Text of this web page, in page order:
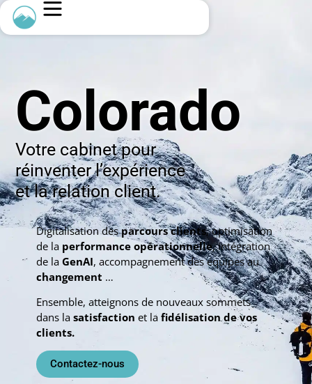
Colorado
Votre cabinet pour
réinventer l’expérience
et la relation client.
Digitalisation desparcours clients, optimisation
de la performance opérationnelle, intégration
de laGenAI, accompagnement des équipes au
changement …
Ensemble, atteignons de nouveaux sommets
dans lasatisfaction et lafidélisation de vos
clients.
Contactez-nous